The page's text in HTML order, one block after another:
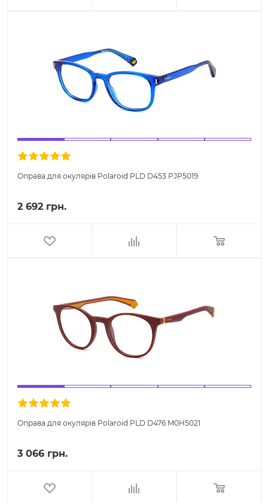
Оправа для окулярів Polaroid PLD D453 PJP5019
2 692 грн.
Оправа для окулярів Polaroid PLD D476 M0H5021
3 066 грн.